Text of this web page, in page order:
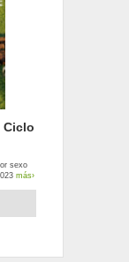
Ciclo
sexo
más›